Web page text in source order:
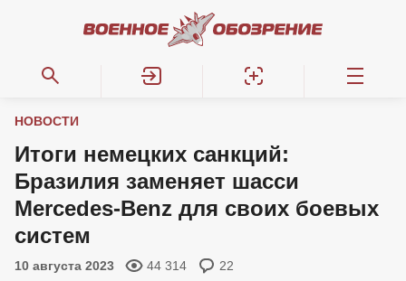
НОВОСТИ
Итоги немецких санкций:
Бразилия заменяет шасси
Mercedes-Benz для своих боевых
систем
10 августа 2023 44 314 22